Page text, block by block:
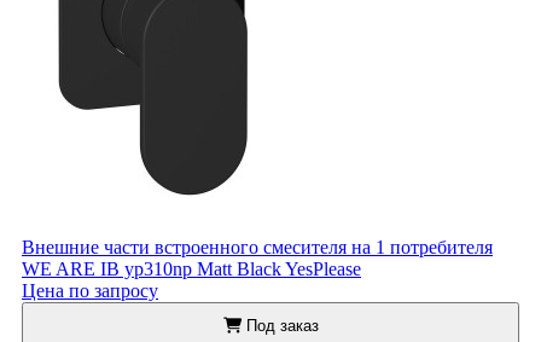
Внешние части встроенного смесителя на 1 потребителя
WE ARE IB yp310np Matt Black YesPlease
Цена по запросу
Под заказ